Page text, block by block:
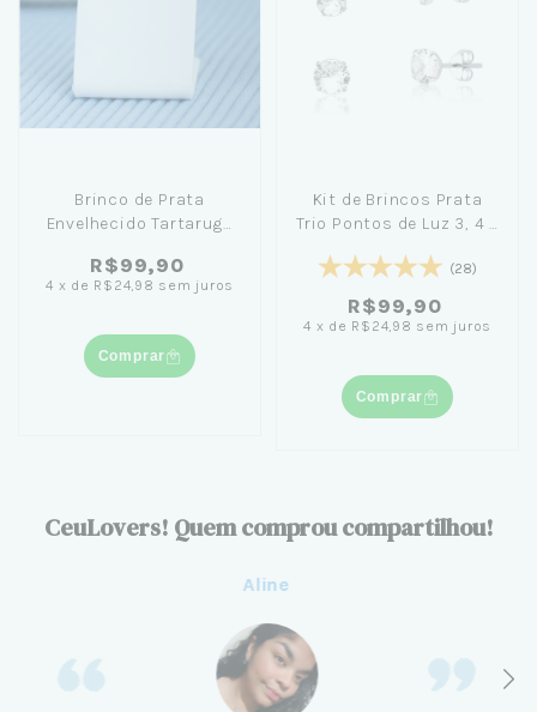
Brinco de Prata
Envelhecido Tartaruga
R$99,90
4 x de R$24,98 sem juros
Comprar
Kit de Brincos Prata
Trio Pontos de Luz 3, 4 e
(28)
R$99,90
4 x de R$24,98 sem juros
Comprar
CeuLovers! Quem comprou compartilhou!
Aline